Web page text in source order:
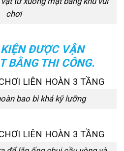
chơi
ĐƯỢC VẬN
BẰNG THI CÔNG.
bao bì khá kỹ lưỡng